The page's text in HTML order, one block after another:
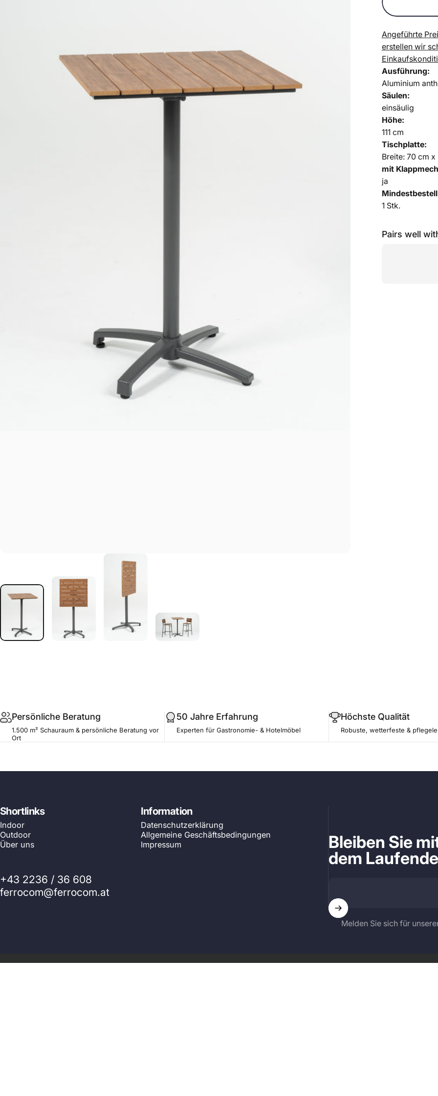
Angeführte
erstellen wir
Ausführung:
Aluminium
Säulen:
einsäulig
Höhe:
111 cm
Tischplatte:
Breite: 70 cm
mit
ja
1 Stk.
Pairs well
Persönliche Beratung
1.500 m² Schauraum & persönliche Beratung vor
Ort
50 Jahre Erfahrung
Experten für Gastronomie- & Hotelmöbel
Höchste Qualität
Robuste, wetterfeste &
Shortlinks
Indoor
Outdoor
Über uns
Information
Datenschutzerklärung
Allgemeine Geschäftsbedingungen
Impressum
+43 2236 / 36 608
ferrocom@ferrocom.at
Bleiben Sie
dem
Melden Sie sich für